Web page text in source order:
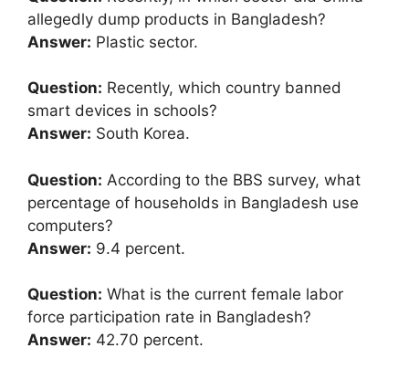
allegedly dump products in Bangladesh?
Answer: Plastic sector.
Question: Recently, which country banned
smart devices in schools?
Answer: South Korea.
Question: According to the BBS survey, what
percentage of households in Bangladesh use
computers?
Answer: 9.4 percent.
Question: What is the current female labor
force participation rate in Bangladesh?
Answer: 42.70 percent.